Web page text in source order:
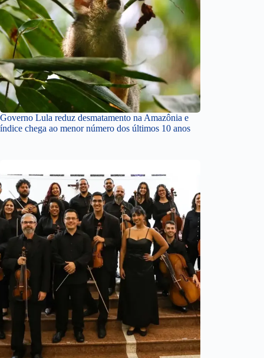
Governo Lula reduz desmatamento na Amazônia e
índice chega ao menor número dos últimos 10 anos